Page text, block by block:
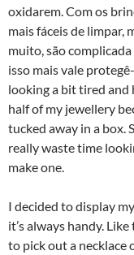
oxidarem. Com os
mais fáceis de limpar,
muito, são
isso mais vale
looking a bit tired and
half of my jewellery
tucked away in a box.
really waste time
make one.
I decided to display
it’s always handy.
to pick out a necklace